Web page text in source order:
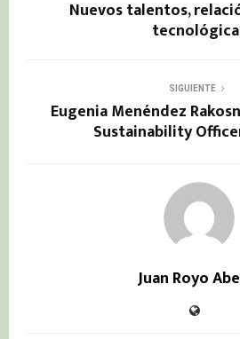
Nuevos talentos,
SIGUIENTE
Eugenia Menéndez
Sustainability
Juan Royo